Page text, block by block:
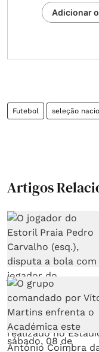
Adicionar
Futebol seleção
Artigos